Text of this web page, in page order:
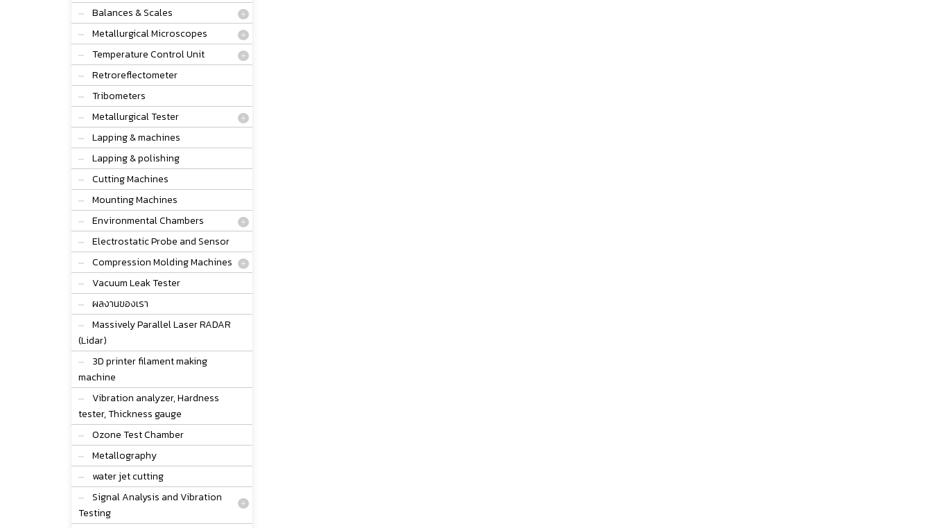
Balances & Scales
Metallurgical Microscopes
Temperature Control Unit
Retroreflectometer
Tribometers
Metallurgical Tester
Lapping & machines
Lapping & polishing
Cutting Machines
Mounting Machines
Environmental Chambers
Electrostatic Probe and Sensor
Compression Molding Machines
Vacuum Leak Tester
ผลงานของเรา
Massively Parallel Laser RADAR
(Lidar)
3D printer filament making
machine
Vibration analyzer, Hardness
tester, Thickness gauge
Ozone Test Chamber
Metallography
water jet cutting
Signal Analysis and Vibration
Testing